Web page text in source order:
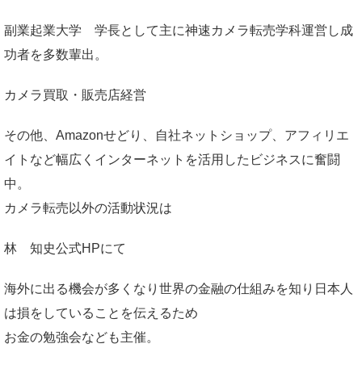
副業起業大学 学長として主に神速カメラ転売学科運営し成
功者を多数輩出。
カメラ買取・販売店経営
その他、Amazonせどり、自社ネットショップ、アフィリエ
イトなど幅広くインターネットを活用したビジネスに奮闘
中。
カメラ転売以外の活動状況は
林 知史公式HPにて
海外に出る機会が多くなり世界の金融の仕組みを知り日本人
は損をしていることを伝えるため
お金の勉強会なども主催。